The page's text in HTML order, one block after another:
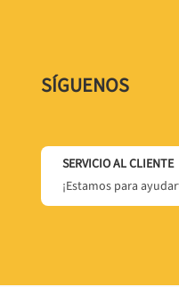
SÍGUENOS
SERVICIO AL CLIENTE
¡Estamos para